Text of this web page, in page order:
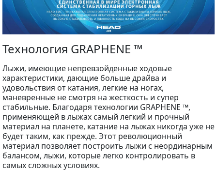
Технология GRAPHENE ™
Лыжи, имеющие непревзойденные ходовые
характеристики, дающие больше драйва и
удовольствия от катания, легкие на ногах,
маневренные не смотря на жесткость и супер
стабильные. Благодаря технологии GRAPHENE ™,
применяющей в лыжах самый легкий и прочный
материал на планете, катание на лыжах никогда уже не
будет таким, как прежде. Этот революционный
материал позволяет построить лыжи с неординарным
балансом, лыжи, которые легко контролировать в
самых сложных условиях.